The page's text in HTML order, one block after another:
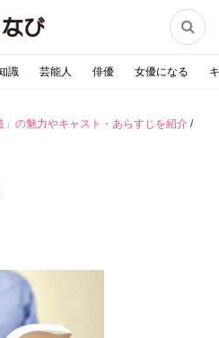

識 芸能人 俳優 女優になる
」の魅力やキャスト・あらすじを紹介 /